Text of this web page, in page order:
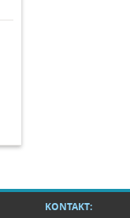
KONTAKT: